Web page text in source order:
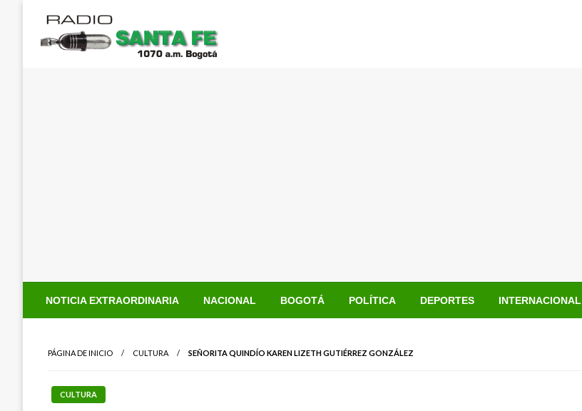
contenido
NOTICIA EXTRAORDINARIA NACIONAL BOGOTÁ POLÍTICA DEPORTES INTERNACIONAL
PÁGINA DE INICIO CULTURA SEÑORITA QUINDÍO KAREN LIZETH GUTIÉRREZ GONZÁLEZ
CULTURA